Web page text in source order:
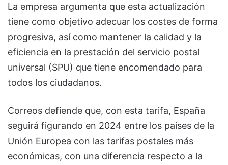
La empresa argumenta que esta actualización
tiene como objetivo adecuar los costes de forma
progresiva, así como mantener la calidad y la
eficiencia en la prestación del servicio postal
universal (SPU) que tiene encomendado para
todos los ciudadanos.
Correos defiende que, con esta tarifa, España
seguirá figurando en 2024 entre los países de la
Unión Europea con las tarifas postales más
económicas, con una diferencia respecto a la